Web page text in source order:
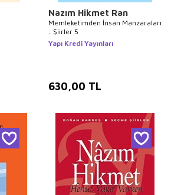
Nazım Hikmet Ran
Memleketimden İnsan Manzaraları
: Şiirler 5
Yapı Kredi Yayınları
630,00 TL